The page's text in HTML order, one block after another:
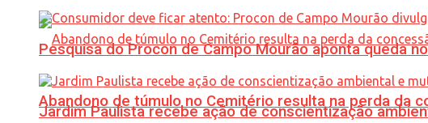
Abandono de túmulo no Cemitério resulta na perda da
Pesquisa do Procon de Campo Mourão aponta queda
Jardim Paulista recebe ação de conscientização